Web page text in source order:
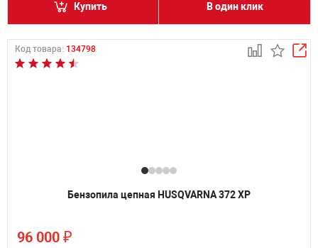
Купить В один клик
Код товара: 134798
Бензопила цепная HUSQVARNA 372 XP
96 000 ₽